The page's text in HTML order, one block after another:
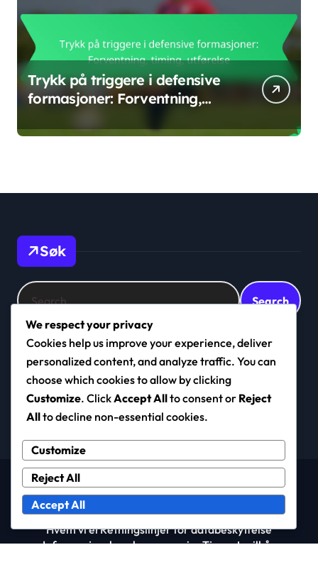
Trykk på triggere i defensive
formasjoner: Forventning,
Søk
Search
for:
navigo.no
Copyright © All rights reserved|Newspaperupby
Hvem vi erRetningslinjer for databeskyttelse
Informasjonskapsler og sporingTjenestevilkår
We respect your privacy
Cookies help us improve your experience, deliver
personalized content, and analyze traffic. You can
choose which cookies to allow by clicking
Customize. ClickAccept Allto consent or Reject
Allto decline non-essential cookies.
Customize
Reject All
Accept All